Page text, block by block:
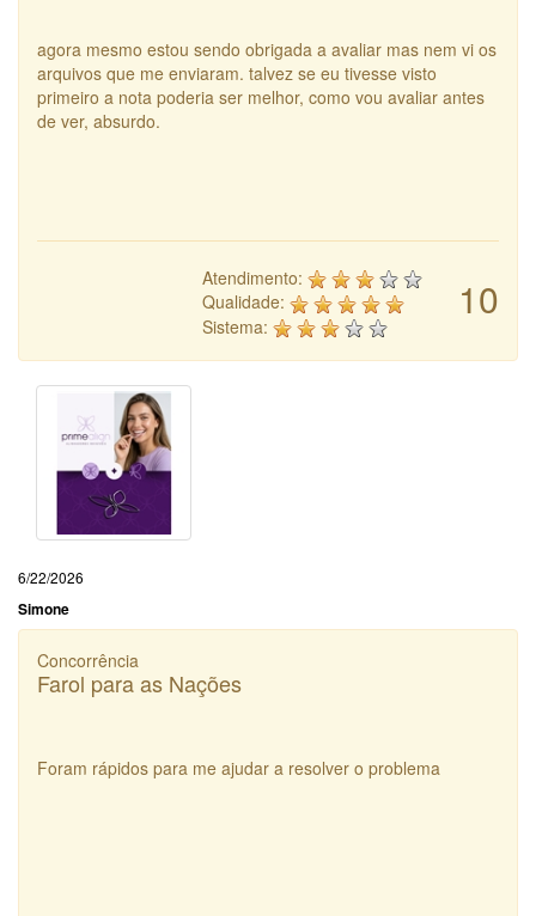
agora mesmo estou sendo obrigada a avaliar mas nem vi os
arquivos que me enviaram. talvez se eu tivesse visto
primeiro a nota poderia ser melhor, como vou avaliar antes
de ver, absurdo.
10
Atendimento:
Qualidade:
Sistema:
6/22/2026
Simone
Concorrência
Farol para as Nações
Foram rápidos para me ajudar a resolver o problema